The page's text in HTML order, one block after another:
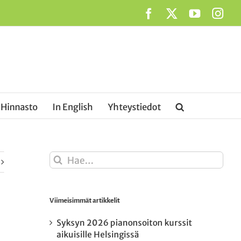
FacebookYouTube
Hinnasto In English Yhteystiedot
Etsi
...
Viimeisimmät artikkelit
Syksyn 2026 pianonsoiton kurssit
aikuisille Helsingissä